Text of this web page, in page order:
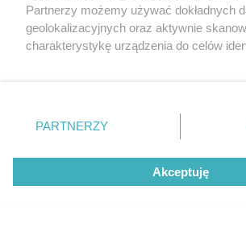
Żaden utwór zamieszczony w serwisie nie może
rozpowszechniany lub dalej rozpowszechniany w
tym także elektroniczny lub mechaniczny) na
eksploatacji w jakiejkolwiek formie, włącznie z
Internecie bez pisemnej zgody właściciela praw.
wykorzystanie utworów w całości lub w części z
Partnerzy możemy używać dokładnych
geolokalizacyjnych oraz aktywnie
charakterystykę urządzenia do celów
zmienić/wycofać klikając przycisk
znajdujący się w lewym dolnym rogu
rodzaje przetwarzania danych nie
użytkownika, ale masz prawo sprzeciwić
przetwarzaniu. Preferencje będą miały
PARTNERZY
Akceptuję